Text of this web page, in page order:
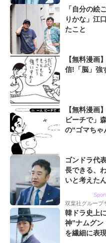
「自分の絵
りかな」江
たこと
【無料漫画
信!「脳」強
【無料漫画
ビーチで」
の“ゴマちゃ
ゴンドラ代
長できる、
いと考えた
双葉社グループ
韓ドラ史上
神”ナムグン
を繊細に表